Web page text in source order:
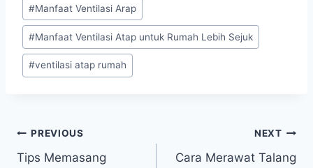
#Manfaat Ventilasi Arap
#Manfaat Ventilasi Atap untuk Rumah Lebih Sejuk
#ventilasi atap rumah
PREVIOUS
Tips Memasang
NEXT
Cara Merawat Talang